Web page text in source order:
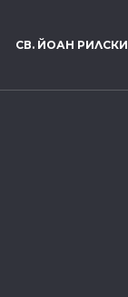
СВ. ЙОАН РИЛСКИ